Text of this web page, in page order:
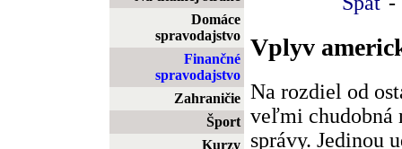
Domáce
spravodajstvo
Finančné
spravodajstvo
Zahraničie
Šport
Kurzy
Vplyv
Na rozdiel od
veľmi chudobná
správy. Jedinou